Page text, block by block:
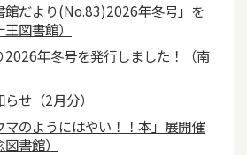
館だより(No.83)2026年冬号」を
図書館）
2026年冬号を発行しました！（南
せ（2月分）
のようにはやい！！本」展開催
書館）